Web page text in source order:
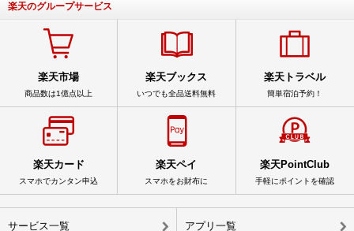
楽天のグループサービス
楽天市場
商品数は1億点以上
楽天ブックス
いつでも全品送料無料
楽天トラベル
簡単宿泊予約！
楽天カード
スマホでカンタン申込
楽天ペイ
スマホをお財布に
楽天PointClub
手軽にポイントを確認
サービス一覧 アプリ一覧